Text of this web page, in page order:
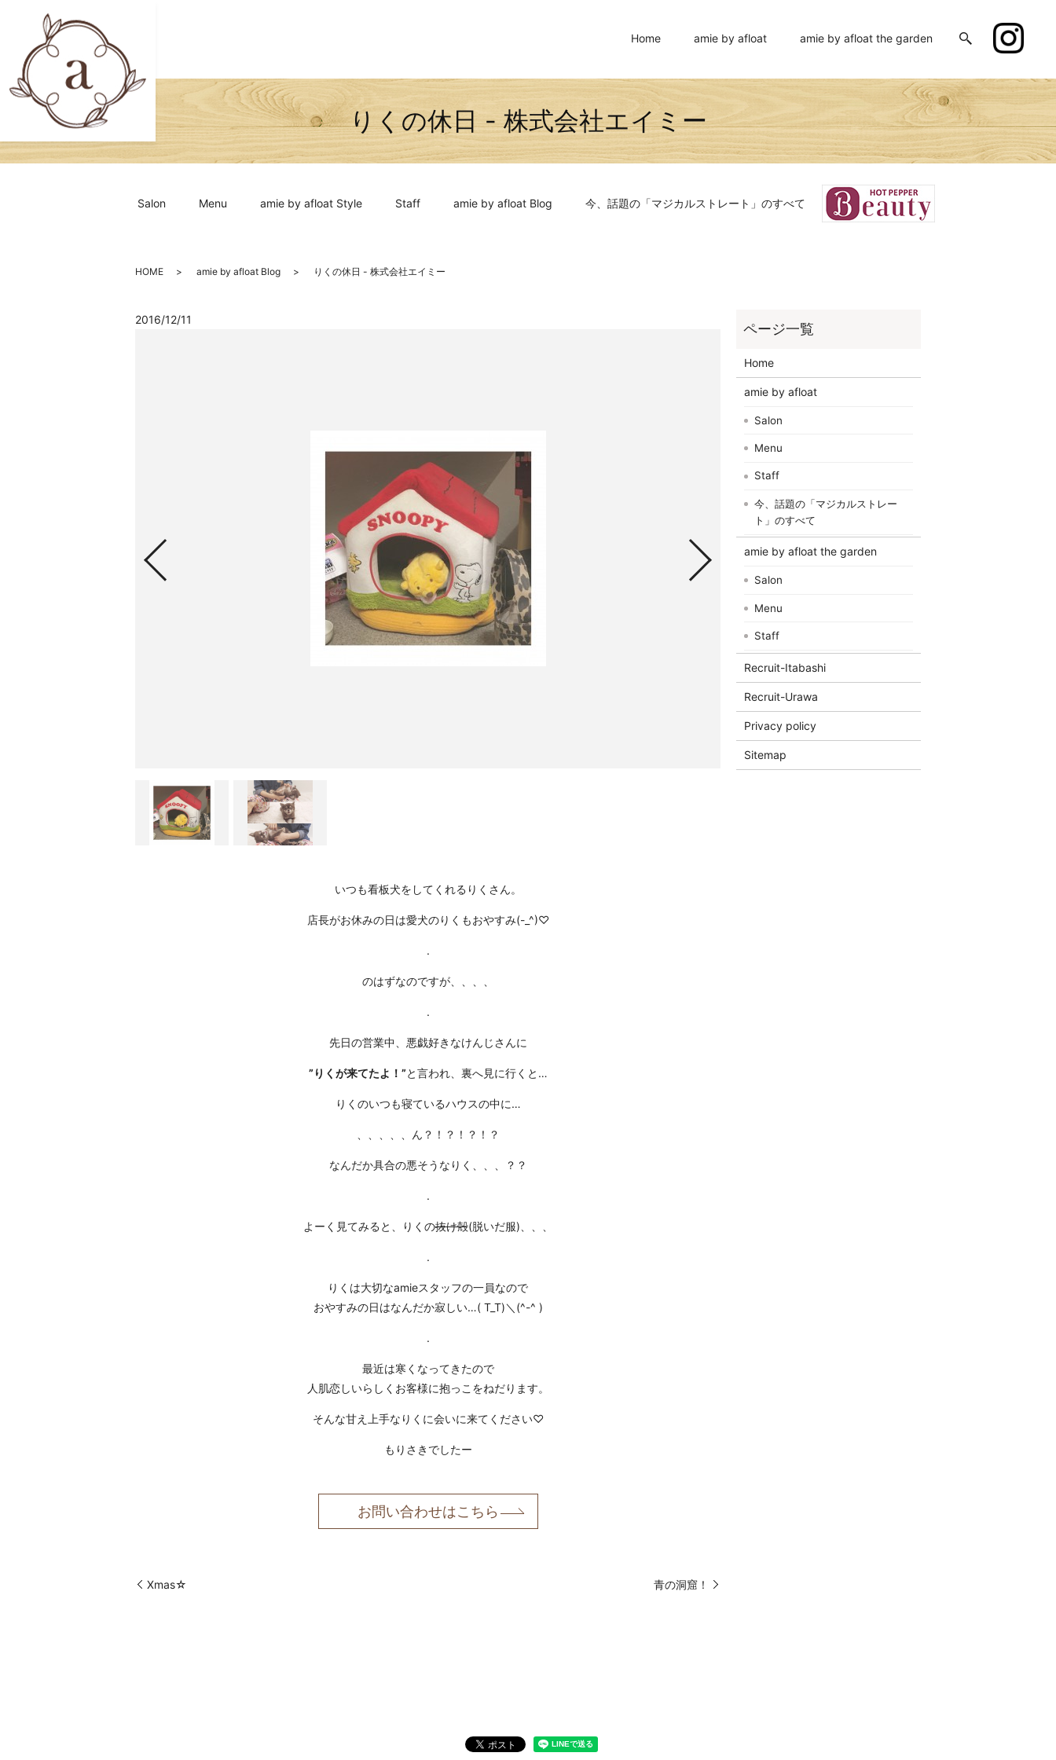
Home amie by afloat amie by afloat the garden
Salon Menu amie by afloat Style Staff amie by afloat Blog 今、話題の「マジカルストレート」のすべて
りくの休日 - 株式会社エイミー
HOME amie by afloat Blog りくの休日 - 株式会社エイミー
2016/12/11
いつも看板犬をしてくれるりくさん。
店長がお休みの日は愛犬のりくもおやすみ(-_^)♡
.
のはずなのですが、、、、
.
先日の営業中、悪戯好きなけんじさんに
”りくが来てたよ！”と言われ、裏へ見に行くと…
りくのいつも寝ているハウスの中に…
、、、、、ん？！？！？！？
なんだか具合の悪そうなりく、、、？？
.
よーく見てみると、りくの抜け殻(脱いだ服)、、、
.
りくは大切なamieスタッフの一員なので
おやすみの日はなんだか寂しい…( T_T)＼(^-^ )
.
最近は寒くなってきたので
人肌恋しいらしくお客様に抱っこをねだります。
そんな甘え上手なりくに会いに来てください♡
もりさきでしたー
お問い合わせはこちら
Xmas☆ 青の洞窟！
Home
amie by afloat
Salon
Menu
Staff
今、話題の「マジカルストレー
ト」のすべて
amie by afloat the garden
Salon
Menu
Staff
Recruit-Itabashi
Recruit-Urawa
Privacy policy
Sitemap